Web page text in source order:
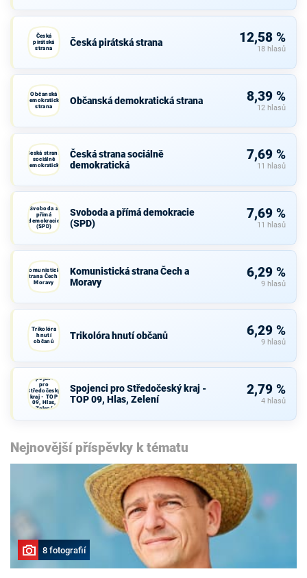
Česká
pirátská
strana
Česká pirátská strana 12,58 %
18 hlasů
Občanská
demokratická
strana
Občanská demokratická strana 8,39 %
12 hlasů
Česká strana
sociálně
demokratická
Česká strana sociálně
demokratická
7,69 %
11 hlasů
Svoboda a
přímá
demokracie
(SPD)
Svoboda a přímá demokracie
(SPD)
7,69 %
11 hlasů
Komunistická
strana Čech a
Moravy
Komunistická strana Čech a
Moravy
6,29 %
9 hlasů
Trikolóra
hnutí
občanů
Trikolóra hnutí občanů 6,29 %
9 hlasů
Spojenci
pro
Středočeský
kraj - TOP
09, Hlas,
Zelení
Spojenci pro Středočeský kraj -
TOP 09, Hlas, Zelení
2,79 %
4 hlasů
Nejnovější příspěvky k tématu
8 fotografií